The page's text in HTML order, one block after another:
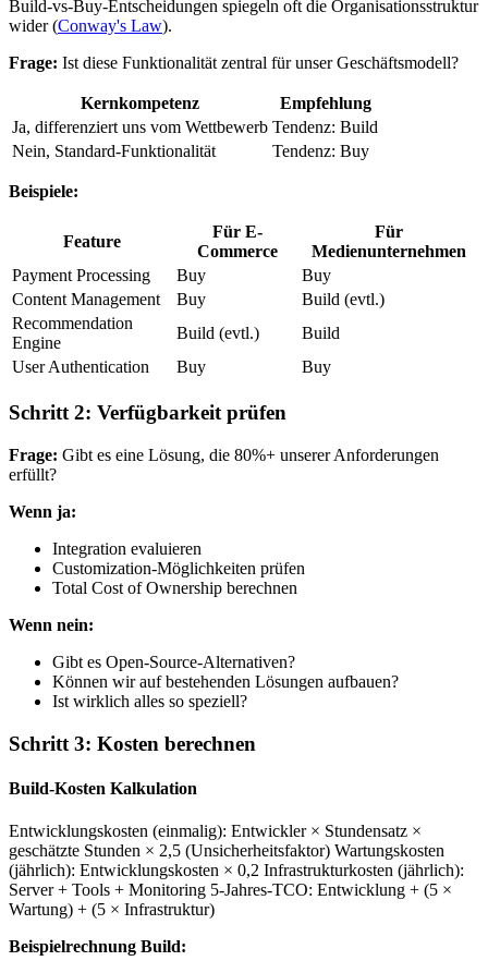
Build-vs-Buy-Entscheidungen spiegeln oft die Organisationsstruktur
wider (Conway's Law).
Frage: Ist diese Funktionalität zentral für unser Geschäftsmodell?
Kernkompetenz
Empfehlung
Ja, differenziert uns vom Wettbewerb Tendenz: Build
Nein, Standard-Funktionalität
Tendenz: Buy
Beispiele:
Feature
Für E-
Commerce
Für
Medienunternehmen
Payment Processing
Buy
Buy
Content Management
Buy
Build (evtl.)
Recommendation
Engine
Build (evtl.)
Build
User Authentication
Buy Buy
Schritt 2: Verfügbarkeit prüfen
Frage: Gibt es eine Lösung, die 80%+ unserer Anforderungen
erfüllt?
Wenn ja:
Integration evaluieren
Customization-Möglichkeiten prüfen
Total Cost of Ownership berechnen
Wenn nein:
Gibt es Open-Source-Alternativen?
Können wir auf bestehenden Lösungen aufbauen?
Ist wirklich alles so speziell?
Schritt 3: Kosten berechnen
Build-Kosten Kalkulation
Entwicklungskosten (einmalig): Entwickler × Stundensatz ×
geschätzte Stunden × 2,5 (Unsicherheitsfaktor) Wartungskosten
(jährlich): Entwicklungskosten × 0,2 Infrastrukturkosten (jährlich):
Server + Tools + Monitoring 5-Jahres-TCO: Entwicklung + (5 ×
Wartung) + (5 × Infrastruktur)
Beispielrechnung Build: